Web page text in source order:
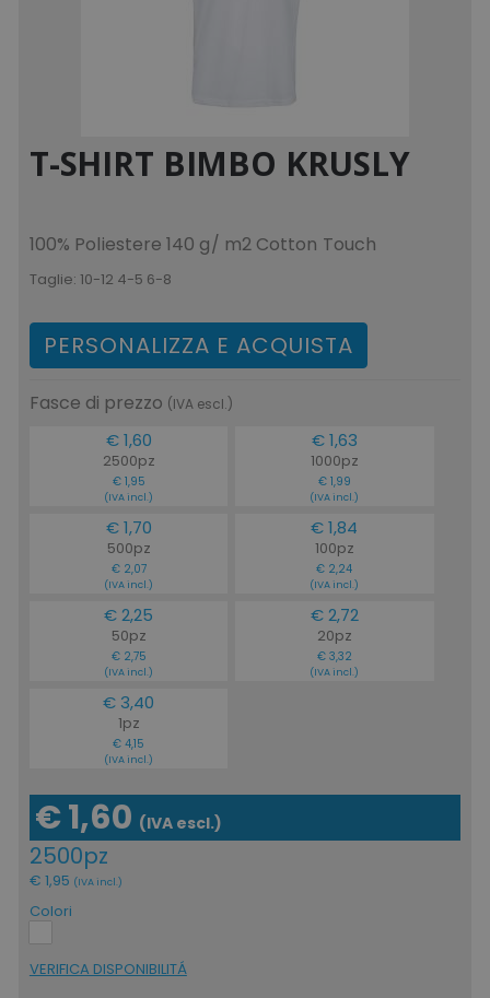
T-SHIRT BIMBO KRUSLY
100% Poliestere 140 g/ m2 Cotton Touch
Taglie: 10-12 4-5 6-8
PERSONALIZZA E ACQUISTA
Fasce di prezzo (IVA escl.)
€ 1,60
2500pz
€ 1,95
(IVA incl.)
€ 1,63
1000pz
€ 1,99
(IVA incl.)
€ 1,70
500pz
€ 2,07
(IVA incl.)
€ 1,84
100pz
€ 2,24
(IVA incl.)
€ 2,25
50pz
€ 2,75
(IVA incl.)
€ 2,72
20pz
€ 3,32
(IVA incl.)
€ 3,40
1pz
€ 4,15
(IVA incl.)
€ 1,60 (IVA escl.)
2500pz
€ 1,95 (IVA incl.)
Colori
VERIFICA DISPONIBILITÁ